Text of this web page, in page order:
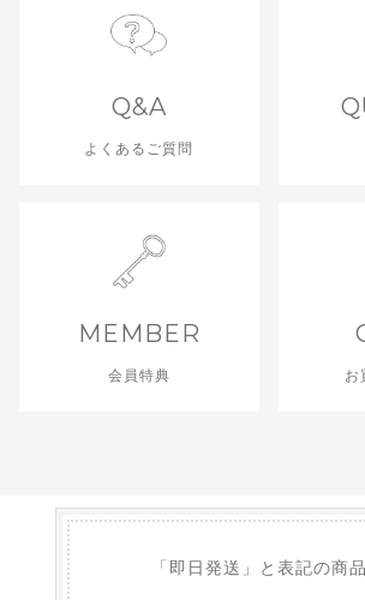
Q&A
よくあるご質問
MEMBER
会員特典 お
「即日発送」と表記の商